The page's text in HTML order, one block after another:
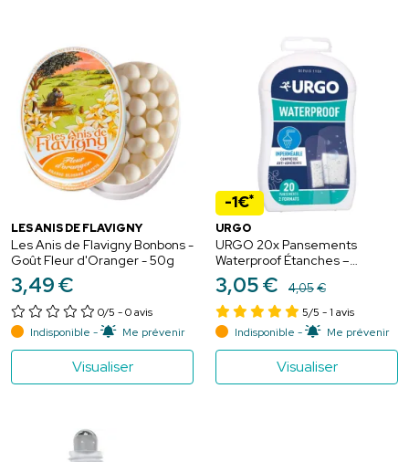
LES ANIS DE FLAVIGNY
Les Anis de Flavigny Bonbons -
Goût Fleur d'Oranger - 50g
3,49€
0/5 - 0 avis
Indisponible -
Me prévenir
Visualiser
-1€*
URGO
URGO 20x Pansements
Waterproof Étanches –
protection des plaies même
sous l'eau
3,05€ 4,05€
5/5 - 1 avis
Indisponible -
Me prévenir
Visualiser